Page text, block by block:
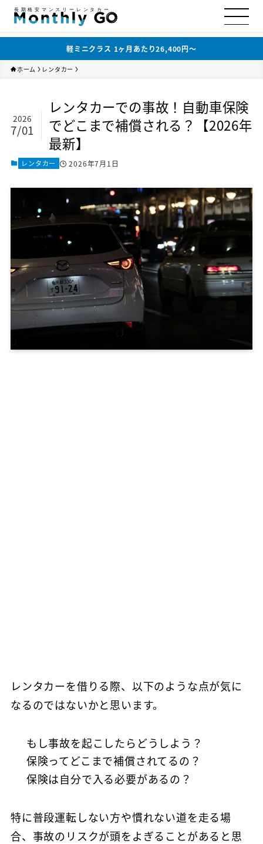
長期格安マンスリーレンタカー
軽ミニクラス 1ヶ月あたり26,400円〜
ホーム レンタカー
レンタカーでの事故！自動車保険
でどこまで補償される？【2026年
最新】
2026
7/01
レンタカー 2026年7月1日
レンタカーを借りる際、以下のような点が気に
なるのではないかと思います。
もし事故を起こしたらどうしよう？
保険ってどこまで補償されてるの？
保険は自分で入る必要があるの？
特に普段運転しない方や慣れない道を走る場
合、事故のリスクが頭をよぎることがあると思